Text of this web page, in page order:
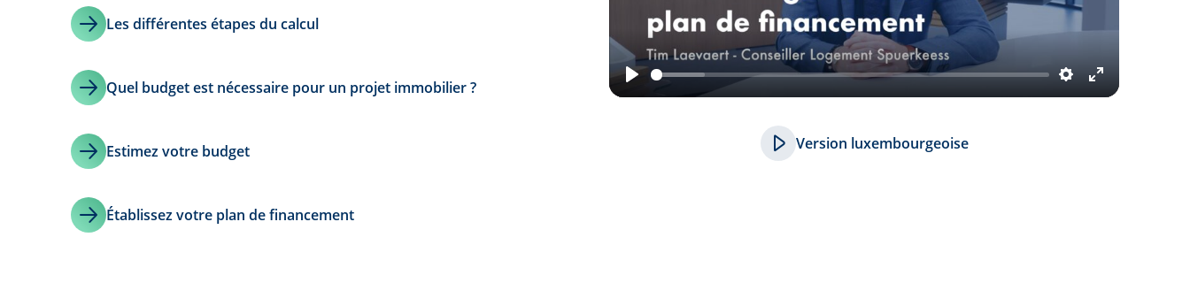
Les différentes étapes du calcul
Quel budget est nécessaire pour un projet immobilier ?
Estimez votre budget
Établissez votre plan de financement
Play Settings
Enter
Version luxembourgeoise